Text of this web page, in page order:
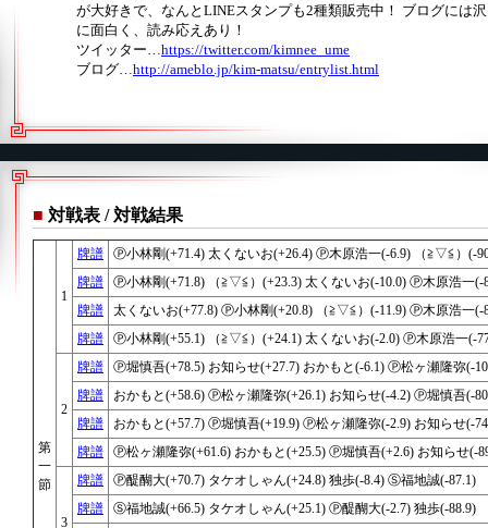
が大好きで、なんとLINEスタンプも2種類販売中！ ブログには
に面白く、読み応えあり！
ツイッター… https://twitter.com/kimnee_ume
ブログ… http://ameblo.jp/kim-matsu/entrylist.html
■ 対戦表 / 対戦結果
第
一
節
1
牌譜
Ⓟ小林剛(+71.4) 太くないお(+26.4) Ⓟ木原浩一(-6.9) （≧▽≦）(-
牌譜
Ⓟ小林剛(+71.8) （≧▽≦）(+23.3) 太くないお(-10.0) Ⓟ木原浩一(-
牌譜
太くないお(+77.8) Ⓟ小林剛(+20.8) （≧▽≦）(-11.9) Ⓟ木原浩一(-
牌譜
Ⓟ小林剛(+55.1) （≧▽≦）(+24.1) 太くないお(-2.0) Ⓟ木原浩一(-
2
牌譜
Ⓟ堀慎吾(+78.5) お知らせ(+27.7) おかもと(-6.1) Ⓟ松ヶ瀬隆弥(-
牌譜
おかもと(+58.6) Ⓟ松ヶ瀬隆弥(+26.1) お知らせ(-4.2) Ⓟ堀慎吾(-
牌譜
おかもと(+57.7) Ⓟ堀慎吾(+19.9) Ⓟ松ヶ瀬隆弥(-2.9) お知らせ(-
牌譜
Ⓟ松ヶ瀬隆弥(+61.6) おかもと(+25.5) Ⓟ堀慎吾(+2.6) お知らせ(-
3
牌譜
Ⓟ醍醐大(+70.7) タケオしゃん(+24.8) 独歩(-8.4) Ⓢ福地誠(-87.1)
牌譜
Ⓢ福地誠(+66.5) タケオしゃん(+25.1) Ⓟ醍醐大(-2.7) 独歩(-88.9)